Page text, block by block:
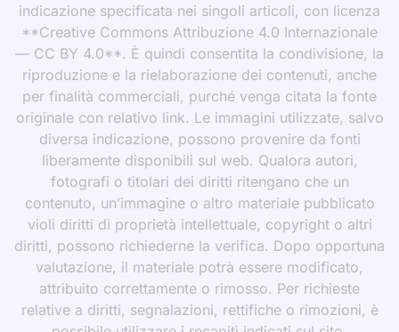
indicazione specificata nei singoli articoli, con licenza
**Creative Commons Attribuzione 4.0 Internazionale
— CC BY 4.0**. È quindi consentita la condivisione, la
riproduzione e la rielaborazione dei contenuti, anche
per finalità commerciali, purché venga citata la fonte
originale con relativo link. Le immagini utilizzate, salvo
diversa indicazione, possono provenire da fonti
liberamente disponibili sul web. Qualora autori,
fotografi o titolari dei diritti ritengano che un
contenuto, un’immagine o altro materiale pubblicato
violi diritti di proprietà intellettuale, copyright o altri
diritti, possono richiederne la verifica. Dopo opportuna
valutazione, il materiale potrà essere modificato,
attribuito correttamente o rimosso. Per richieste
relative a diritti, segnalazioni, rettifiche o rimozioni, è